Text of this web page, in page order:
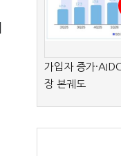
가입자 증가
장 본궤도